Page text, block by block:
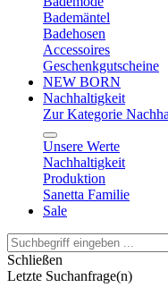
Bademäntel
Badehosen
Accessoires
Geschenkgutscheine
NEW BORN
Nachhaltigkeit
Zur Kategorie
Unsere Werte
Nachhaltigkeit
Produktion
Sanetta Familie
Sale
Schließen
Letzte Suchanfrage(n)